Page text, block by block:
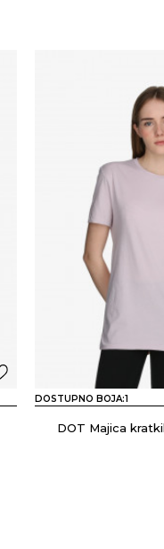
DOSTUPNO BOJA:1
DOT Majica